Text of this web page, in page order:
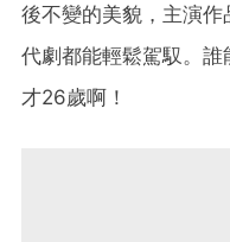
後不變的美貌，主演
代劇都能輕鬆駕馭。
才26歲啊！